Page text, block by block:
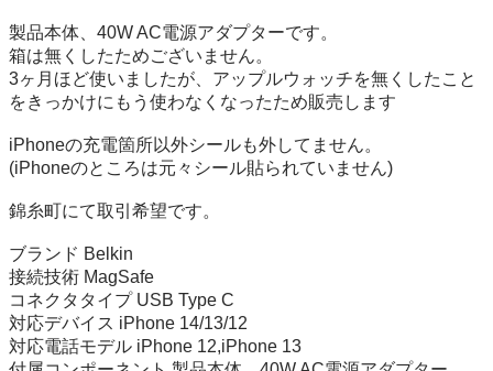
製品本体、40W AC電源アダプターです。
箱は無くしたためございません。
3ヶ月ほど使いましたが、アップルウォッチを無くしたこと
をきっかけにもう使わなくなったため販売します
iPhoneの充電箇所以外シールも外してません。
(iPhoneのところは元々シール貼られていません)
錦糸町にて取引希望です。
ブランド Belkin
接続技術 MagSafe
コネクタタイプ USB Type C
対応デバイス iPhone 14/13/12
対応電話モデル iPhone 12,iPhone 13